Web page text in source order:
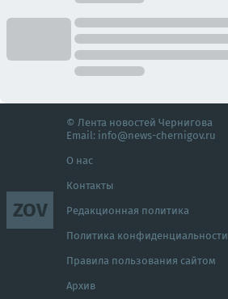
ZOV
© Лента новостей Чернигова
Email: info@news-chernigov.ru
О нас
Контакты
Редакционная политика
Политика конфиденциальности
Правила пользования сайтом
Архив